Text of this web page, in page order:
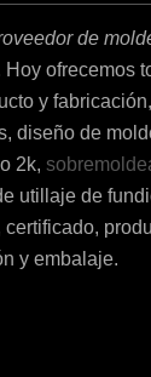
de
ofrecemos
y
diseño de
2k,
utillaje de
y embalaje.